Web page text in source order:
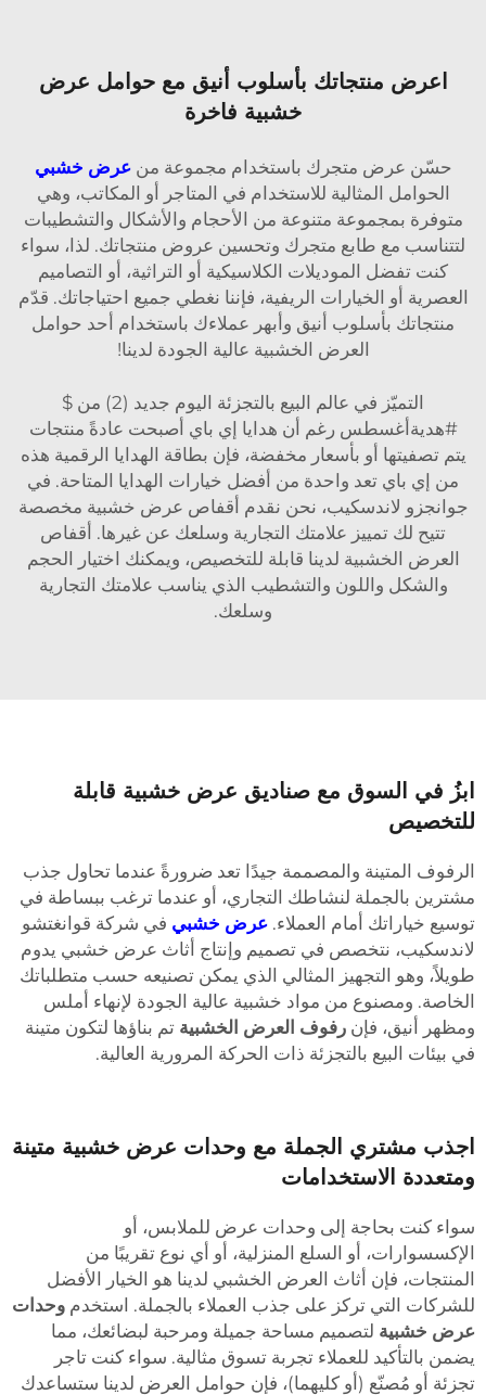
اعرض منتجاتك بأسلوب أنيق مع حوامل عرض
خشبية فاخرة
حسّن عرض متجرك باستخدام مجموعة منعرض خشبي
الحوامل المثالية للاستخدام في المتاجر أو المكاتب، وهي
متوفرة بمجموعة متنوعة من الأحجام والأشكال والتشطيبات
لتتناسب مع طابع متجرك وتحسين عروض منتجاتك. لذا، سواء
كنت تفضل الموديلات الكلاسيكية أو التراثية، أو التصاميم
العصرية أو الخيارات الريفية، فإننا نغطي جميع احتياجاتك. قدّم
منتجاتك بأسلوب أنيق وأبهر عملاءك باستخدام أحد حوامل
العرض الخشبية عالية الجودة لدينا!
التميّز في عالم البيع بالتجزئة اليوم جديد (2) من $
#هديةأغسطس رغم أن هدايا إي باي أصبحت عادةً منتجات
يتم تصفيتها أو بأسعار مخفضة، فإن بطاقة الهدايا الرقمية هذه
من إي باي تعد واحدة من أفضل خيارات الهدايا المتاحة. في
جوانجزو لاندسكيب، نحن نقدم أقفاص عرض خشبية مخصصة
تتيح لك تمييز علامتك التجارية وسلعك عن غيرها. أقفاص
العرض الخشبية لدينا قابلة للتخصيص، ويمكنك اختيار الحجم
والشكل واللون والتشطيب الذي يناسب علامتك التجارية
وسلعك.
في السوق مع صناديق عرض خشبية قابلة
المتينة والمصممة جيدًا تعد ضرورةً عندما تحاول جذب
بالجملة لنشاطك التجاري، أو عندما ترغب ببساطة في
خياراتك أمام العملاء.عرض خشبي في شركة قوانغتشو
نتخصص في تصميم وإنتاج أثاث عرض خشبي يدوم
وهو التجهيز المثالي الذي يمكن تصنيعه حسب متطلباتك
ومصنوع من مواد خشبية عالية الجودة لإنهاء أملس
أنيق، فإنرفوف العرض الخشبيةتم بناؤها لتكون متينة
بيئات البيع بالتجزئة ذات الحركة المرورية العالية.
مشتري الجملة مع وحدات عرض خشبية متينة
الاستخدامات
كنت بحاجة إلى وحدات عرض للملابس، أو
أو السلع المنزلية، أو أي نوع تقريبًا من
فإن أثاث العرض الخشبي لدينا هو الخيار الأفضل
التي تركز على جذب العملاء بالجملة. استخدموحدات
خشبيةلتصميم مساحة جميلة ومرحبة لبضائعك، مما
بالتأكيد للعملاء تجربة تسوق مثالية. سواء كنت تاجر
أو مُصنّع (أو كليهما)، فإن حوامل العرض لدينا ستساعدك